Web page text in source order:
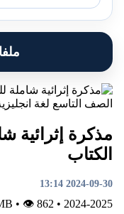
ملفات
الصف التاسع لغة انجليزية
مذكرة إثرائية
الكتاب
2024-09-30 13:14
2024-2025
•
2.8MB
•👁 862